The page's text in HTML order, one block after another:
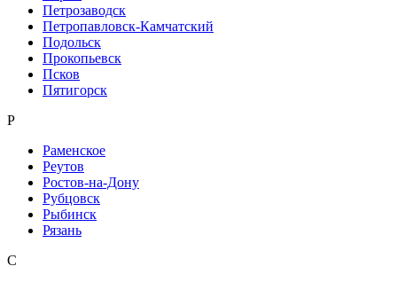
Петрозаводск
Петропавловск-Камчатский
Подольск
Прокопьевск
Псков
Пятигорск
Р
Раменское
Реутов
Ростов-на-Дону
Рубцовск
Рыбинск
Рязань
С